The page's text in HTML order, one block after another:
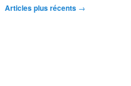
Articles plus récents →